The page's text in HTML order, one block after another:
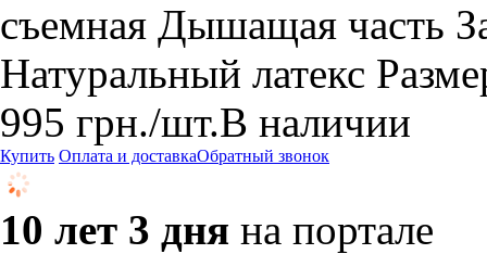
съемная Дышащая часть
Натуральный латекс
995 грн./шт.В наличии
Купить Оплата и доставкаОбратный звонок
10 лет 3 дня на портале